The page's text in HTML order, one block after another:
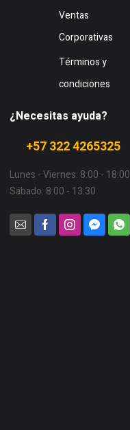
Ventas
Corporativas
Términos y
condiciones
¿Necesitas ayuda?
+57 322 4265325
Lunes - Viernes: 8:00 - 18:00
Sábado: 8:00 - 13:30